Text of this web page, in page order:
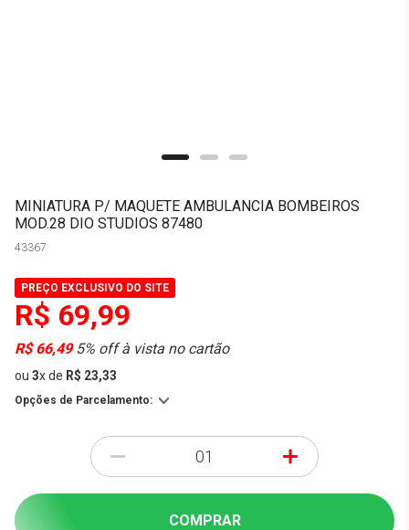
MINIATURA P/ MAQUETE AMBULANCIA BOMBEIROS
MOD.28 DIO STUDIOS 87480
43367
PREÇO EXCLUSIVO DO SITE
R$ 69,99
R$ 66,495% off à vista no cartão
ou 3xde R$ 23,33
Opções de Parcelamento:
- +
COMPRAR